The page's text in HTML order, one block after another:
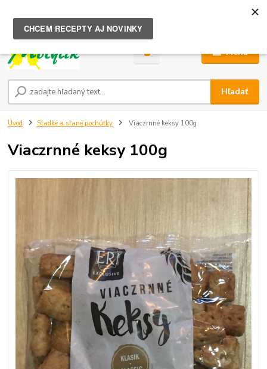
Menu
Hľadať
ks
0,00 €
Úvod Sladké a slané pochúťky Viaczrnné keksy 100g
Viaczrnné keksy 100g